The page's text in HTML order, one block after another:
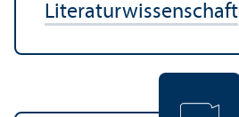
Literatur­wissenschaft